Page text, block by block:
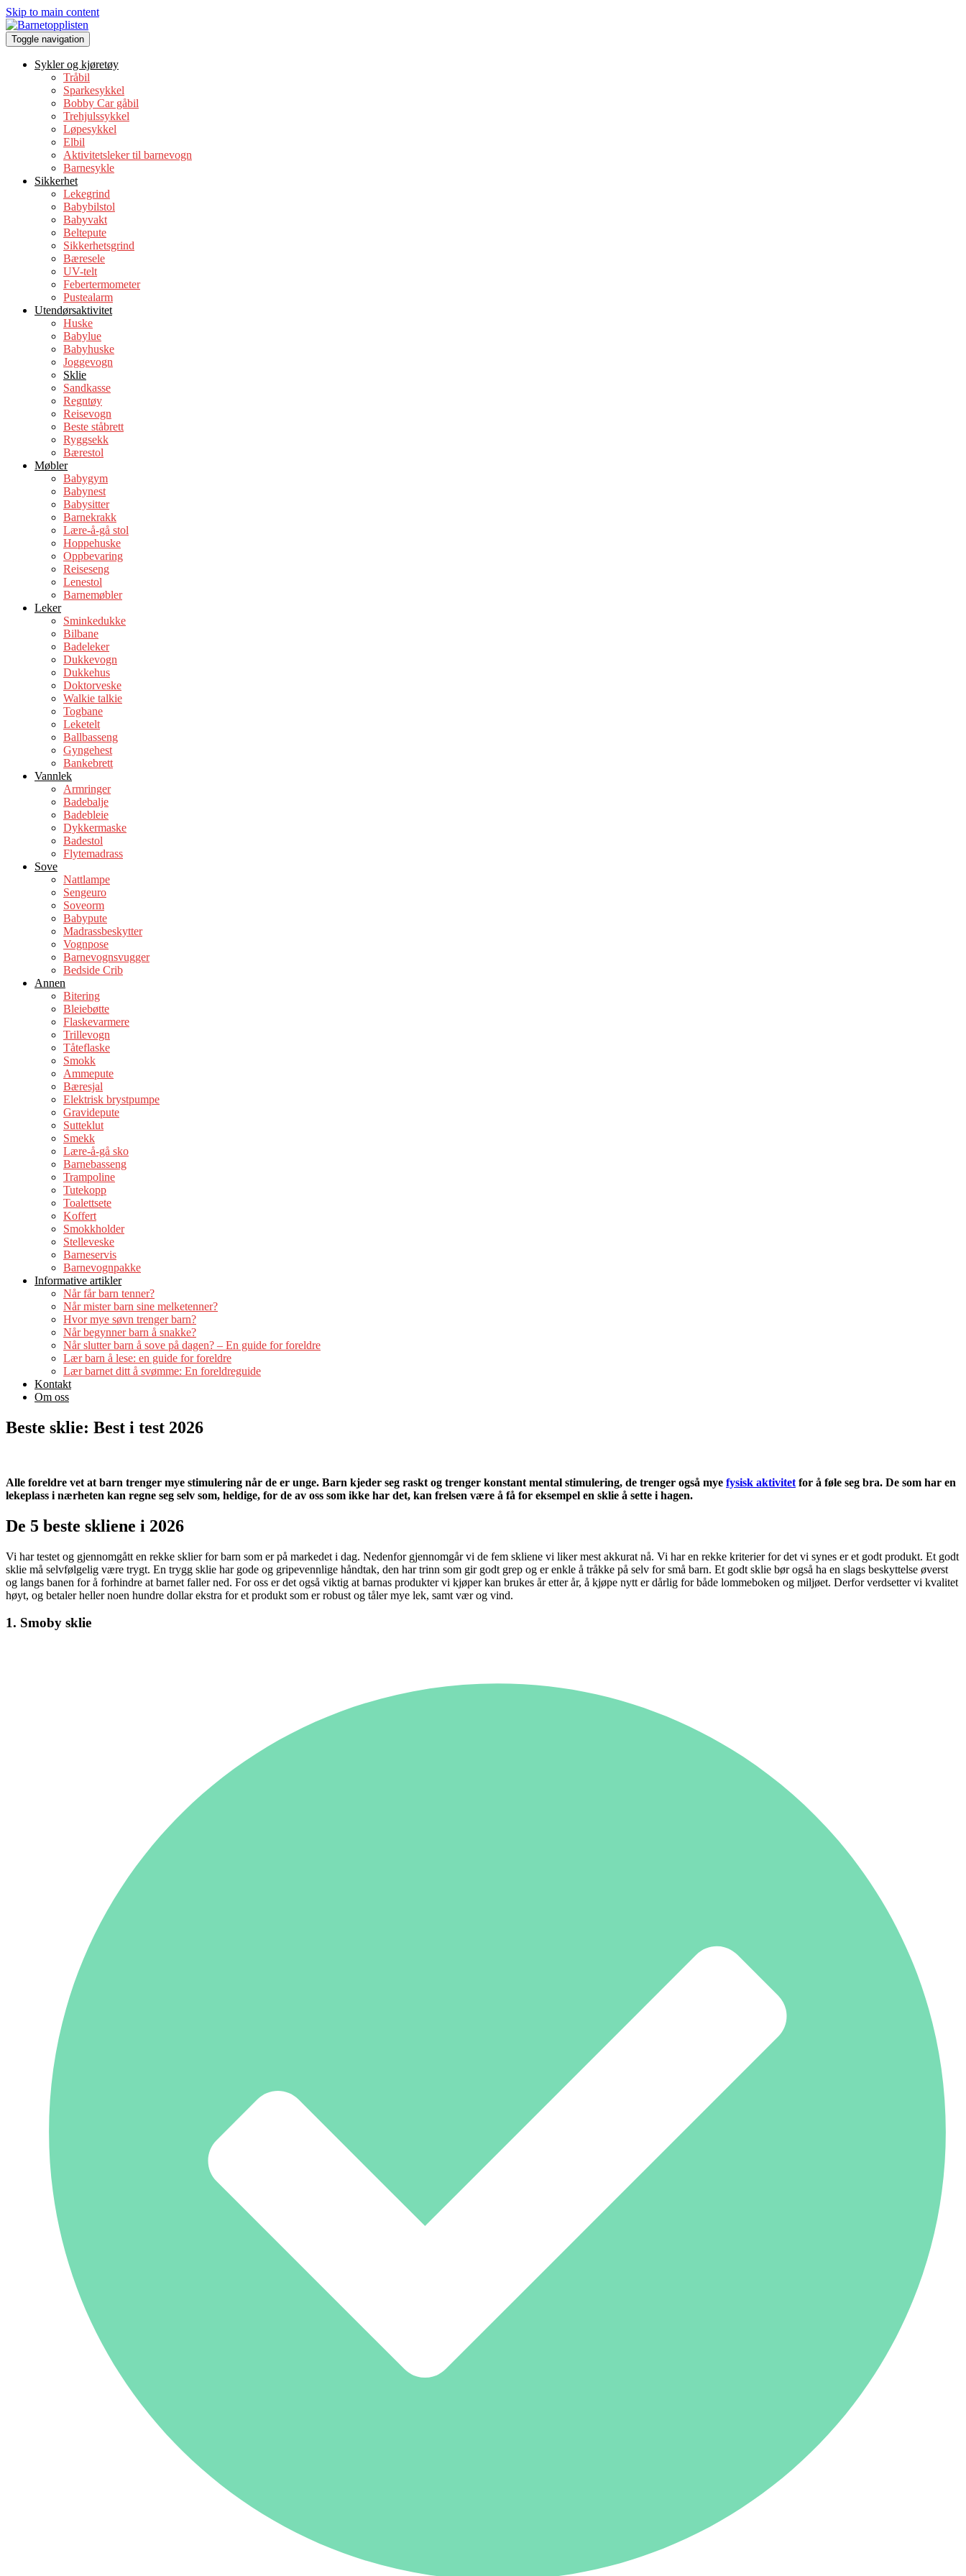
Skip to main content
Toggle navigation
Sykler og kjøretøy
Tråbil
Sparkesykkel
Bobby Car gåbil
Trehjulssykkel
Løpesykkel
Elbil
Aktivitetsleker til barnevogn
Barne­s­yk­le
Sikkerhet
Lekegrind
Babybilstol
Babyvakt
Beltepute
Sikkerhetsgrind
Bæresele
UV-telt
Febertermometer
Pustealarm
Utendørsaktivitet
Huske
Babylue
Babyhuske
Joggevogn
Sklie
Sandkasse
Regntøy
Reisevogn
Beste ståbrett
Ryggsekk
Bærestol
Møbler
Babygym
Babynest
Babysitter
Barnekrakk
Lære-å-gå stol
Hoppehuske
Oppbevaring
Reiseseng
Lenestol
Barnemøbler
Leker
Sminkedukke
Bilbane
Badeleker
Dukkevogn
Dukkehus
Doktorveske
Walkie talkie
Togbane
Leketelt
Ballbasseng
Gyngehest
Bankebrett
Vannlek
Armringer
Badebalje
Badebleie
Dykkermaske
Badestol
Flytemadrass
Sove
Nattlampe
Sengeuro
Soveorm
Babypute
Madrassbeskytter
Vognpose
Barnevognsvugger
Bedside Crib
Annen
Bitering
Bleiebøtte
Flaskevarmere
Trillevogn
Tåteflaske
Smokk
Ammepute
Bæresjal
Elektrisk brystpumpe
Gravidepute
Sutteklut
Smekk
Lære-å-gå sko
Barnebasseng
Trampoline
Tutekopp
Toalettsete
Koffert
Smokkholder
Stelleveske
Barneservis
Barnevognpakke
Informative artikler
Når får barn tenner?
Når mister barn sine melketenner?
Hvor mye søvn trenger barn?
Når begynner barn å snakke?
Når slutter barn å sove på dagen? – En guide for foreldre
Lær barn å lese: en guide for foreldre
Lær barnet ditt å svømme: En foreldreguide
Kontakt
Om oss
Beste sklie: Best i test 2026
Alle foreldre vet at barn trenger mye stimulering når de er unge. Barn kjeder seg raskt og trenger konstant mental stimulering, de trenger også mye fysisk aktivitet for å føle seg bra. De som har en
lekeplass i nærheten kan regne seg selv som, heldige, for de av oss som ikke har det, kan frelsen være å få for eksempel en sklie å sette i hagen.
De 5 beste skliene i 2026
Vi har testet og gjennomgått en rekke sklier for barn som er på markedet i dag. Nedenfor gjennomgår vi de fem skliene vi liker mest akkurat nå. Vi har en rekke kriterier for det vi synes er et godt produkt. Et godt
sklie må selvfølgelig være trygt. En trygg sklie har gode og gripevennlige håndtak, den har trinn som gir godt grep og er enkle å tråkke på selv for små barn. Et godt sklie bør også ha en slags beskyttelse øverst
og langs banen for å forhindre at barnet faller ned. For oss er det også viktig at barnas produkter vi kjøper kan brukes år etter år, å kjøpe nytt er dårlig for både lommeboken og miljøet. Derfor verdsetter vi kvalitet
høyt, og betaler heller noen hundre dollar ekstra for et produkt som er robust og tåler mye lek, samt vær og vind.
1. Smoby sklie